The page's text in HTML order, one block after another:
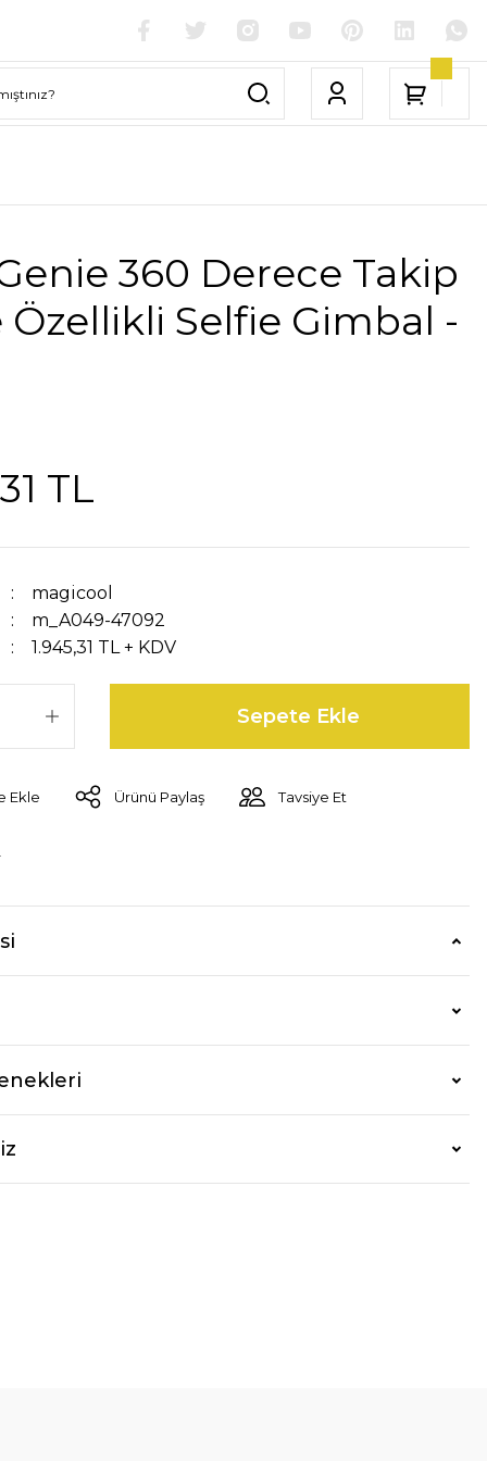
360 Derece Takip
Özellikli Selfie Gimbal -
TL
magicool
m_A049-47092
1.945,31 TL + KDV
Sepete Ekle
Ürünü Paylaş Tavsiye Et